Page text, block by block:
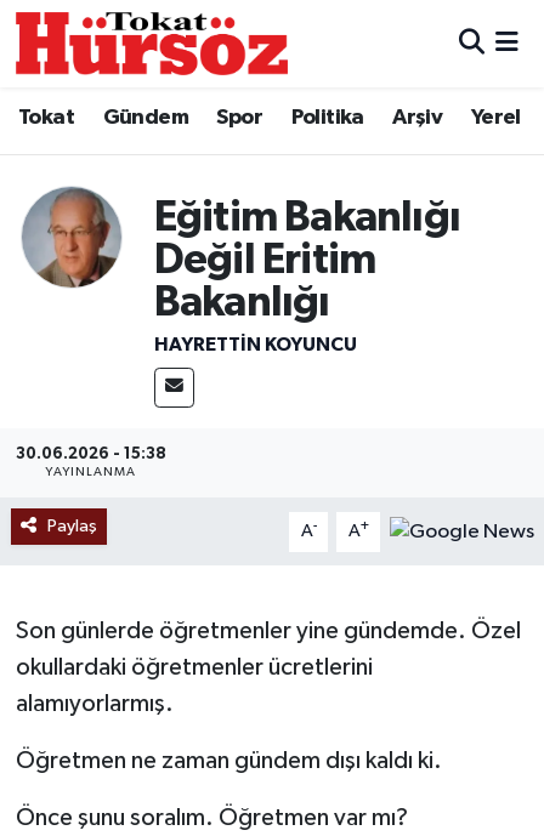
Tokat Gündem Spor Politika Arşiv Yerel
Eğitim Bakanlığı
Değil Eritim
Bakanlığı
HAYRETTIN KOYUNCU
30.06.2026 - 15:38
YAYINLANMA
Paylaş A- A+
Son günlerde öğretmenler yine gündemde. Özel
okullardaki öğretmenler ücretlerini
alamıyorlarmış.
Öğretmen ne zaman gündem dışı kaldı ki.
Önce şunu soralım. Öğretmen var mı?
Türkiye Gündemi
Gündem
Asayiş
Tokat Spor
Eğitim
Sağlık
Tokat Haber
Hava Durumu
Tokat Namaz Vakitleri
Trafik Durumu
Süper Lig Puan Durumu ve Fikstür
Tüm Manşetler
Son Dakika Haberleri
Haber Arşivi